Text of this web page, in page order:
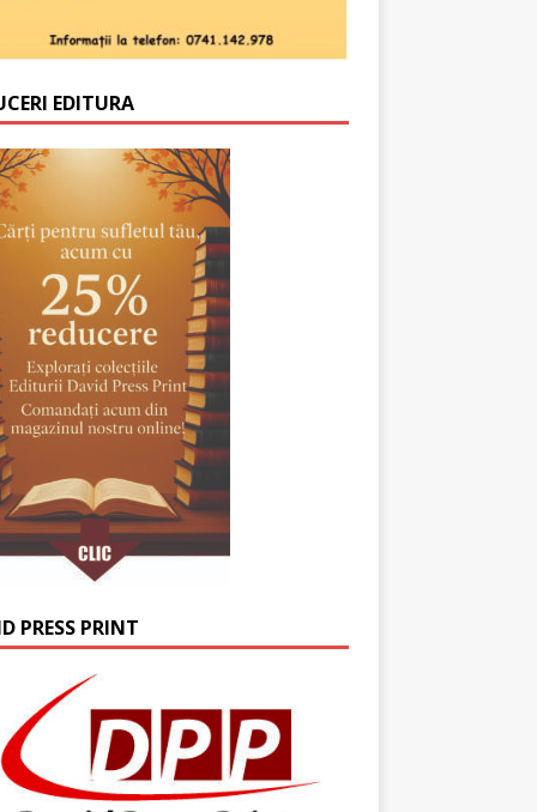
EDITURA
PRESS PRINT